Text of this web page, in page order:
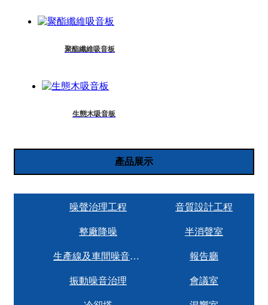
聚酯纖維吸音板
生態木吸音板
產品展示
噪聲治理工程
整廠降噪
生產線及車間噪音治理
振動噪音治理
音質設計工程
半消聲室
報告廳
會議室